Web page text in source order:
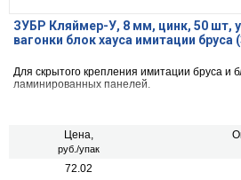
ЗУБР Кляймер-У, 8 мм, цинк, 50 шт,
вагонки блок хауса имитации бруса
Для скрытого крепления имитации бруса и
ламинированных панелей.
Цена,
руб./упак
72.02